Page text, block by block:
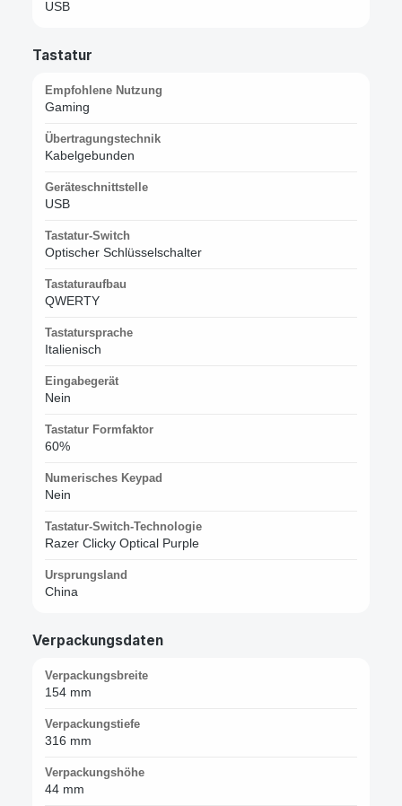
USB
Tastatur
Empfohlene Nutzung
Gaming
Übertragungstechnik
Kabelgebunden
Geräteschnittstelle
USB
Tastatur-Switch
Optischer Schlüsselschalter
Tastaturaufbau
QWERTY
Tastatursprache
Italienisch
Eingabegerät
Nein
Tastatur Formfaktor
60%
Numerisches Keypad
Nein
Tastatur-Switch-Technologie
Razer Clicky Optical Purple
Ursprungsland
China
Verpackungsdaten
Verpackungsbreite
154 mm
Verpackungstiefe
316 mm
Verpackungshöhe
44 mm